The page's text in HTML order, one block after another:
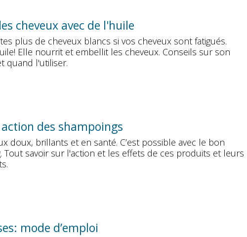
cheveux avec de l'huile
plus de cheveux blancs si vos cheveux sont fatigués.
Elle nourrit et embellit les cheveux. Conseils sur son
quand l'utiliser.
des shampoings
doux, brillants et en santé. C’est possible avec le bon
Tout savoir sur l'action et les effets de ces produits et leurs
mode d’emploi